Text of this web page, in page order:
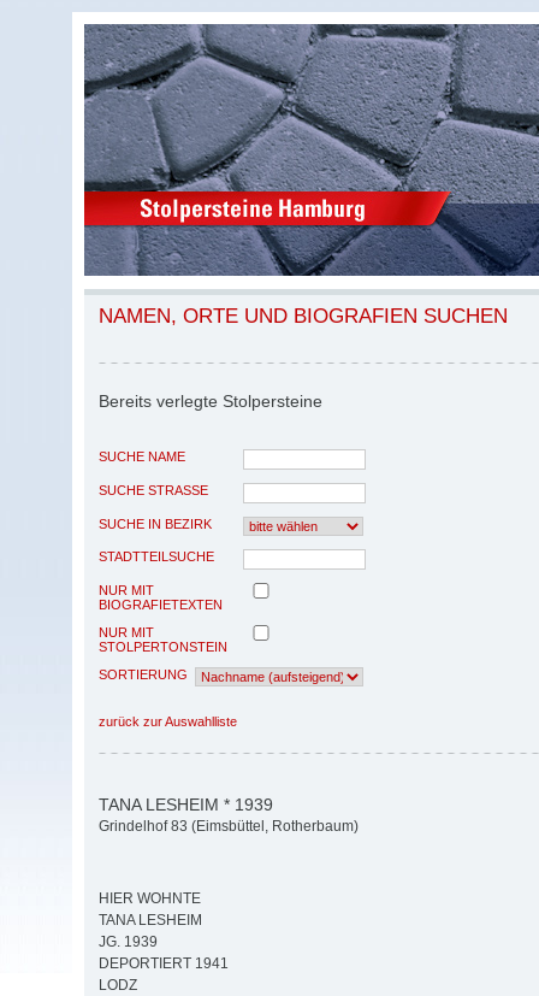
NAMEN, ORTE UND BIOGRAFIEN SUCHEN
Bereits verlegte Stolpersteine
SUCHE NAME
SUCHE STRASSE
SUCHE IN BEZIRK
STADTTEILSUCHE
NUR MIT
BIOGRAFIETEXTEN
NUR MIT
STOLPERTONSTEIN
SORTIERUNG
zurück zur Auswahlliste
TANA LESHEIM * 1939
Grindelhof 83 (Eimsbüttel, Rotherbaum)
HIER WOHNTE
TANA LESHEIM
JG. 1939
DEPORTIERT 1941
LODZ